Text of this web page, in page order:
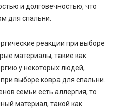
и долговечностью, что
для спальни.
реакции при выборе
материалы, такие как
у некоторых людей,
выборе ковра для спальни.
семьи есть аллергия, то
материал, такой как